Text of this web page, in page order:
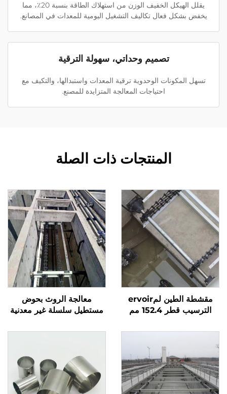
يقلل الهيكل الخفيف الوزن من استهلاك الطاقة بنسبة 20٪، مما
يخفض بشكل فعال تكاليف التشغيل اليومية للمعدات في المصانع.
تصميم وحداتي، سهولة الترقية
تسهل المكونات الوحدوية ترقية المعدات واستبدالها، والتكيف مع
احتياجات المعالجة المتزايدة للمصنع.
المنتجات ذات الصلة
مقشطة الطين لمervoir
الترسيب قطر 152.4 مم
معالجة الروث بحوض
مستطيل سلسلة غير معدنية
NH78